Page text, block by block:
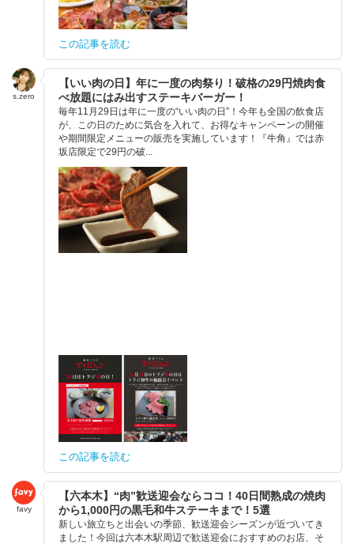
この記事を読む
s.zero
【いい肉の日】年に一度の肉祭り！破格の29円焼肉食
べ放題にはみ出すステーキバーガー！
毎年11月29日は年に一度の“いい肉の日”！今年も全国の飲食店
が、この日のために気合を入れて、お得なキャンペーンの開催
や期間限定メニューの販売を実施しています！『牛角』では赤
坂店限定で29円の破...
この記事を読む
favy
【六本木】“肉”歓送迎会ならココ！40日間熟成の焼肉
から1,000円の黒毛和牛ステーキまで！5選
新しい旅立ちと出会いの季節、歓送迎会シーズンが近づいてき
ました！今回は六本木駅周辺で歓送迎会におすすめのお店、そ